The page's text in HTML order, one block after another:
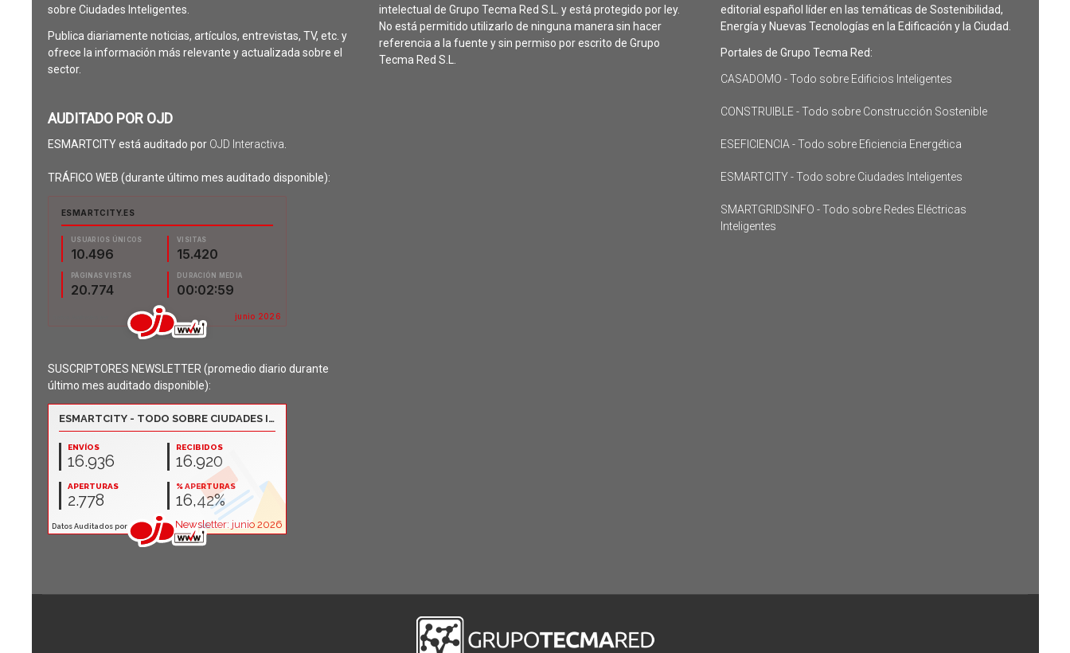
sobre Ciudades Inteligentes.
Publica diariamente noticias, artículos, entrevistas, TV, etc. y
ofrece la información más relevante y actualizada sobre el
sector.
AUDITADO POR OJD
ESMARTCITY está auditado por OJD Interactiva
TRÁFICO WEB (durante último mes auditado disponible):
SUSCRIPTORES NEWSLETTER (promedio diario durante
último mes auditado disponible):
intelectual de Grupo Tecma Red S.L. y está protegido por ley.
No está permitido utilizarlo de ninguna manera sin hacer
referencia a la fuente y sin permiso por escrito de Grupo
Tecma Red S.L.
editorial español líder en las temáticas de Sostenibilidad,
Energía y Nuevas Tecnologías en la Edificación y la Ciudad.
Portales de Grupo Tecma Red:
CASADOMO - Todo sobre Edificios Inteligentes
CONSTRUIBLE - Todo sobre Construcción Sostenible
ESEFICIENCIA - Todo sobre Eficiencia Energética
ESMARTCITY - Todo sobre Ciudades Inteligentes
SMARTGRIDSINFO - Todo sobre Redes Eléctricas
Inteligentes